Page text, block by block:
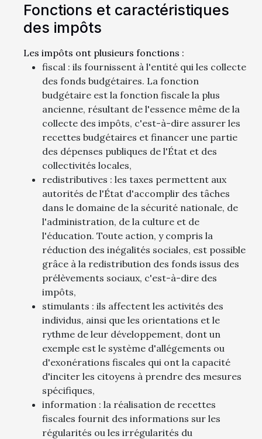
Fonctions et caractéristiques
des impôts
Les impôts ont plusieurs fonctions :
fiscal : ils fournissent à l'entité qui les collecte
des fonds budgétaires. La fonction
budgétaire est la fonction fiscale la plus
ancienne, résultant de l'essence même de la
collecte des impôts, c'est-à-dire assurer les
recettes budgétaires et financer une partie
des dépenses publiques de l'État et des
collectivités locales,
redistributives : les taxes permettent aux
autorités de l'État d'accomplir des tâches
dans le domaine de la sécurité nationale, de
l'administration, de la culture et de
l'éducation. Toute action, y compris la
réduction des inégalités sociales, est possible
grâce à la redistribution des fonds issus des
prélèvements sociaux, c'est-à-dire des
impôts,
stimulants : ils affectent les activités des
individus, ainsi que les orientations et le
rythme de leur développement, dont un
exemple est le système d'allégements ou
d'exonérations fiscales qui ont la capacité
d'inciter les citoyens à prendre des mesures
spécifiques,
information : la réalisation de recettes
fiscales fournit des informations sur les
régularités ou les irrégularités du